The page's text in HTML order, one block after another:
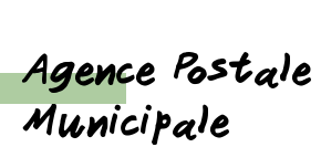
Agence Postale
Municipale